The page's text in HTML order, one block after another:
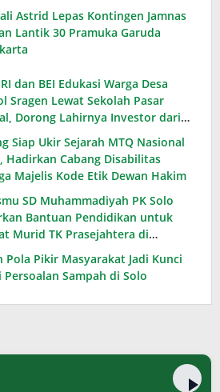
Astrid Lepas Kontingen Jamnas
Lantik 30 Pramuka Garuda
dan BEI Edukasi Warga Desa
Sragen Lewat Sekolah Pasar
Dorong Lahirnya Investor dari
Siap Ukir Sejarah MTQ Nasional
Hadirkan Cabang Disabilitas
Majelis Kode Etik Dewan Hakim
SD Muhammadiyah PK Solo
Bantuan Pendidikan untuk
Murid TK Prasejahtera di
Pola Pikir Masyarakat Jadi Kunci
Persoalan Sampah di Solo